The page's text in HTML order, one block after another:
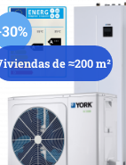
de ≈200 m²